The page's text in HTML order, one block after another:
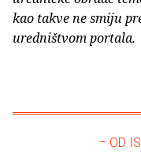
kao takve ne smiju
uredništvom portala.
– OD